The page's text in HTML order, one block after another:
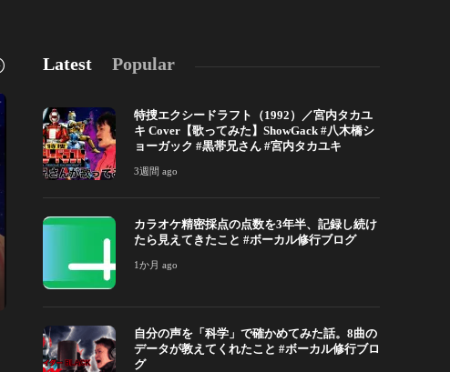
カラオケ精密採点の点数を3年半、記録し続けた
ら見えてきたこと #ボーカル修行ブログ
自分の声を
Latest Popular
特捜エクシードラフト（1992）／宮内タカユ
キ Cover【歌ってみた】ShowGack #八木橋シ
ョーガック #黒帯兄さん #宮内タカユキ
3週間 ago
カラオケ精密採点の点数を3年半、記録し続け
たら見えてきたこと #ボーカル修行ブログ
1か月 ago
自分の声を「科学」で確かめてみた話。8曲の
データが教えてくれたこと #ボーカル修行ブロ
グ